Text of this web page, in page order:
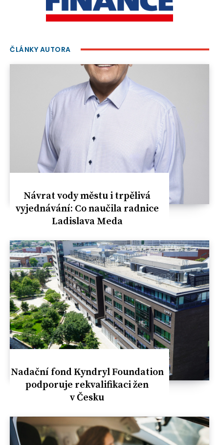
ČLÁNKY AUTORA
Návrat vody městu i trpělivá
vyjednávání: Co naučila radnice
Ladislava Meda
Nadační fond Kyndryl Foundation
podporuje rekvalifikaci žen
v Česku